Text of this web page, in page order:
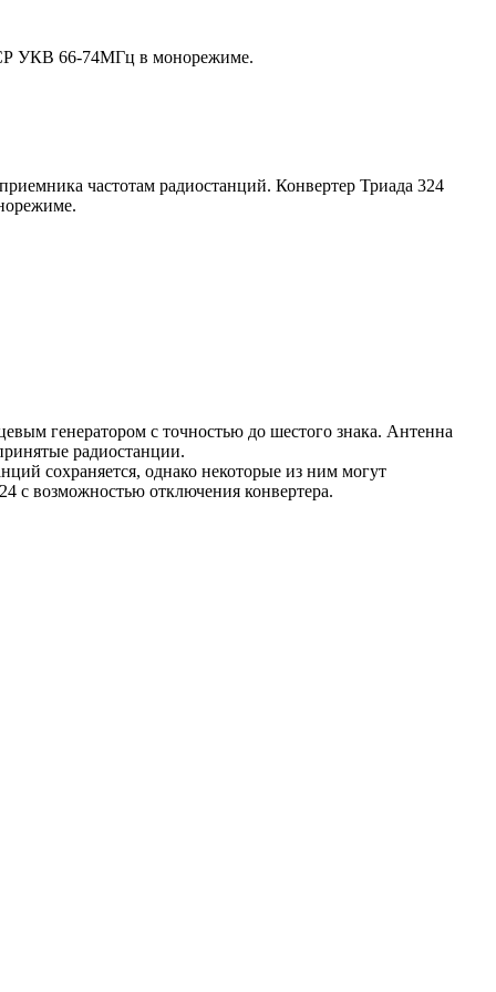
УКВ 66-74МГц в монорежиме.
частотам радиостанций. Конвертер Триада 324
генератором с точностью до шестого знака. Антенна
радиостанции.
сохраняется, однако некоторые из ним могут
с возможностью отключения конвертера.